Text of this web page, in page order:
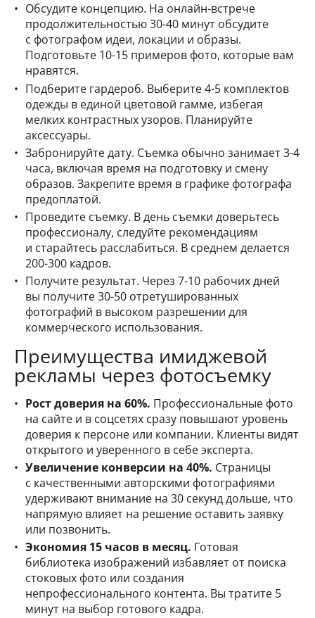
Обсудите концепцию. На онлайн-встрече
продолжительностью 30-40 минут обсудите
с фотографом идеи, локации и образы.
Подготовьте 10-15 примеров фото, которые вам
нравятся.
Подберите гардероб. Выберите 4-5 комплектов
одежды в единой цветовой гамме, избегая
мелких контрастных узоров. Планируйте
аксессуары.
Забронируйте дату. Съемка обычно занимает 3-4
часа, включая время на подготовку и смену
образов. Закрепите время в графике фотографа
предоплатой.
Проведите съемку. В день съемки доверьтесь
профессионалу, следуйте рекомендациям
и старайтесь расслабиться. В среднем делается
200-300 кадров.
Получите результат. Через 7-10 рабочих дней
вы получите 30-50 отретушированных
фотографий в высоком разрешении для
коммерческого использования.
Преимущества имиджевой
рекламы через фотосъемку
Рост доверия на 60%. Профессиональные фото
на сайте и в соцсетях сразу повышают уровень
доверия к персоне или компании. Клиенты видят
открытого и уверенного в себе эксперта.
Увеличение конверсии на 40%. Страницы
с качественными авторскими фотографиями
удерживают внимание на 30 секунд дольше, что
напрямую влияет на решение оставить заявку
или позвонить.
Экономия 15 часов в месяц. Готовая
библиотека изображений избавляет от поиска
стоковых фото или создания
непрофессионального контента. Вы тратите 5
минут на выбор готового кадра.